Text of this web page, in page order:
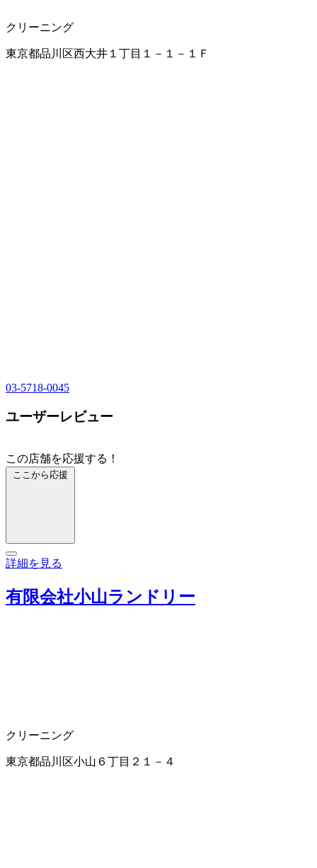
クリーニング
東京都品川区西大井１丁目１－１－１Ｆ
03-5718-0045
ユーザーレビュー
この店舗を応援する！
ここから応援
詳細を見る
有限会社小山ランドリー
クリーニング
東京都品川区小山６丁目２１－４